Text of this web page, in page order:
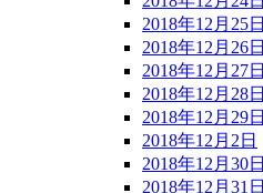
2018年12月25日
2018年12月26日
2018年12月27日
2018年12月28日
2018年12月29日
2018年12月2日
2018年12月30日
2018年12月31日